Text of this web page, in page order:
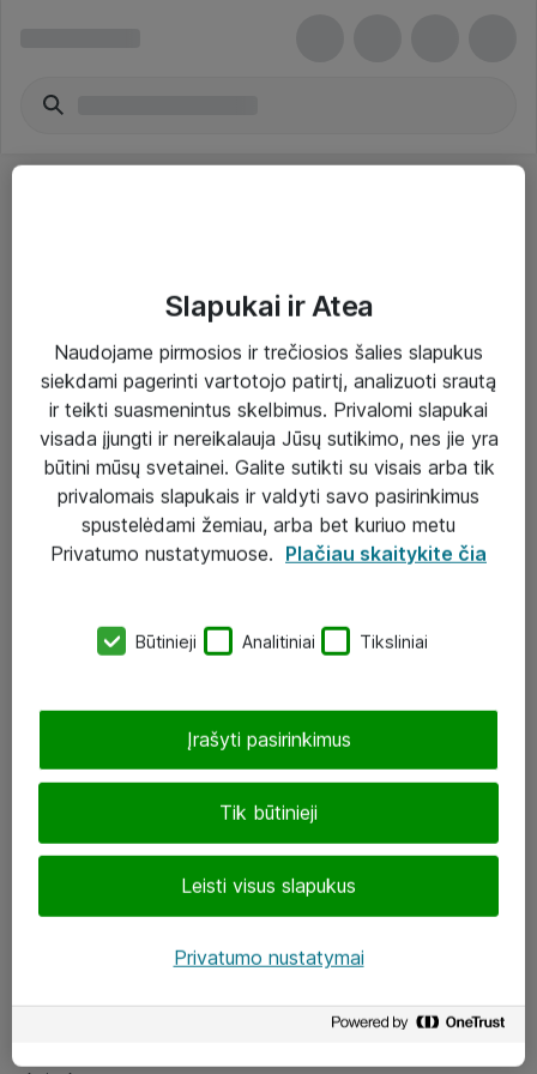
Paslaugos
Sprendimai
Įgyvendinti projektai
Atea ekspertų patarimai verslui
eShop@atea.lt
LinkedIn
Slapukai ir Atea
Naudojame pirmosios ir trečiosios šalies slapukus
siekdami pagerinti vartotojo patirtį, analizuoti srautą
ir teikti suasmenintus skelbimus. Privalomi slapukai
visada įjungti ir nereikalauja Jūsų sutikimo, nes jie yra
būtini mūsų svetainei. Galite sutikti su visais arba tik
privalomais slapukais ir valdyti savo pasirinkimus
spustelėdami žemiau, arba bet kuriuo metu
Privatumo nustatymuose. Plačiau skaitykite čia
Būtinieji Analitiniai Tiksliniai
Tik būtinieji
Leisti visus slapukus
Įrašyti pasirinkimus
Privatumo nustatymai